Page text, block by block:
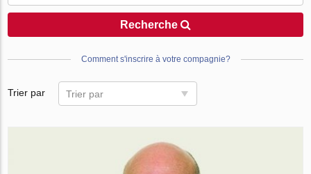
Recherche
Comment s'inscrire à votre compagnie?
Trier par Trier par